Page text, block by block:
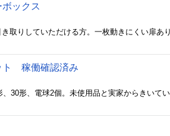
ックス
取りしていただける方。一枚動きにくい扉あり
稼働確認済み